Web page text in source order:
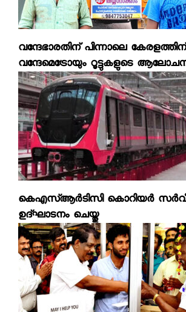
വന്ദേഭാരതിന് പിന്നാലെ കേരളത്തിന്
വന്ദേമെട്രോയും റൂട്ടുകളുടെ
കെഎസ്ആര്‍ടിസി കൊറിയര്‍
ഉദ്ഘാടനം ചെയ്തു